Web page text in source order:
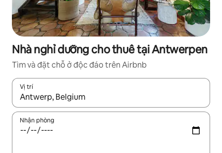
Nhà nghỉ dưỡng cho thuê tại Antwerpen
Tìm và đặt chỗ ở độc đáo trên Airbnb
Vị trí
Khi có kết quả, hãy điều hướng bằng phím mũi tên lên và
Nhận phòng